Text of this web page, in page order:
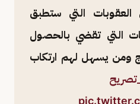
العقوبات التي ستطبق
التي تقضي بالحصول
ومن يسهل لهم ارتكاب